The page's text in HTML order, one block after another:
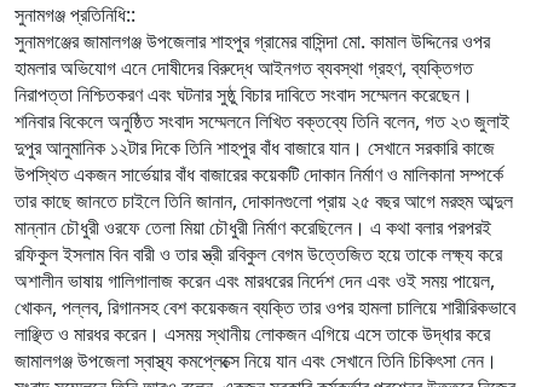
‎সুনামগঞ্জ প্রতিনিধি::
‎সুনামগঞ্জের জামালগঞ্জ উপজেলার শাহপুর গ্রামের বাসিন্দা মো. কামাল উদ্দিনের ওপর
হামলার অভিযোগ এনে দোষীদের বিরুদ্ধে আইনগত ব্যবস্থা গ্রহণ, ব্যক্তিগত
নিরাপত্তা নিশ্চিতকরণ এবং ঘটনার সুষ্ঠু বিচার দাবিতে সংবাদ সম্মেলন করেছেন।
‎শনিবার বিকেলে অনুষ্ঠিত সংবাদ সম্মেলনে লিখিত বক্তব্যে তিনি বলেন, গত ২৩ জুলাই
দুপুর আনুমানিক ১২টার দিকে তিনি শাহপুর বাঁধ বাজারে যান। সেখানে সরকারি কাজে
উপস্থিত একজন সার্ভেয়ার বাঁধ বাজারের কয়েকটি দোকান নির্মাণ ও মালিকানা সম্পর্কে
তার কাছে জানতে চাইলে তিনি জানান, দোকানগুলো প্রায় ২৫ বছর আগে মরহুম আব্দুল
মান্নান চৌধুরী ওরফে তেলা মিয়া চৌধুরী নির্মাণ করেছিলেন। এ কথা বলার পরপরই
রফিকুল ইসলাম বিন বারী ও তার স্ত্রী রবিকুল বেগম উত্তেজিত হয়ে তাকে লক্ষ্য করে
অশালীন ভাষায় গালিগালাজ করেন এবং মারধরের নির্দেশ দেন এবং ওই সময় পায়েল,
খোকন, পল্লব, রিগানসহ বেশ কয়েকজন ব্যক্তি তার ওপর হামলা চালিয়ে শারীরিকভাবে
লাঞ্ছিত ও মারধর করেন। এসময় স্থানীয় লোকজন এগিয়ে এসে তাকে উদ্ধার করে
জামালগঞ্জ উপজেলা স্বাস্থ্য কমপ্লেক্সে নিয়ে যান এবং সেখানে তিনি চিকিৎসা নেন।